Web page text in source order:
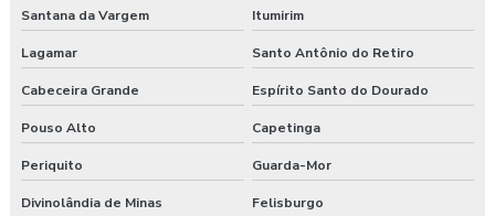
Santana da Vargem Itumirim
Lagamar Santo Antônio do Retiro
Cabeceira Grande Espírito Santo do Dourado
Pouso Alto Capetinga
Periquito Guarda-Mor
Divinolândia de Minas Felisburgo